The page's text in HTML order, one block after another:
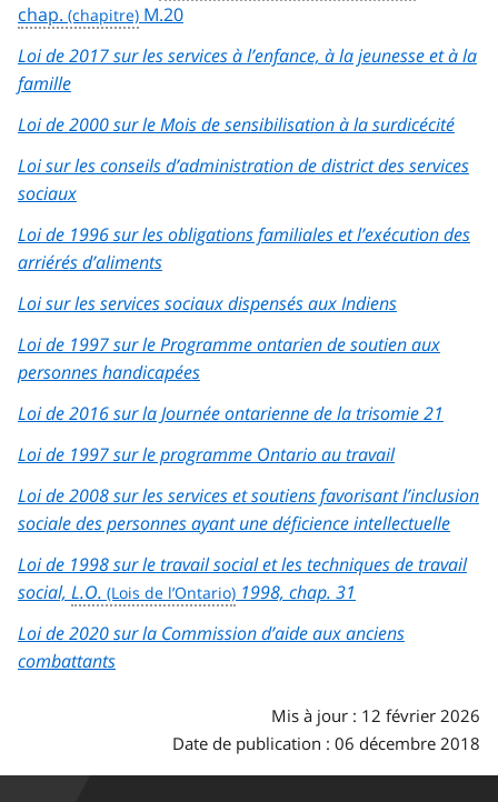
chap.
M.20
Loi de 2017 sur les services à l’enfance, à la jeunesse et à la
famille
Loi de 2000 sur le Mois de sensibilisation à la surdicécité
Loi sur les conseils d’administration de district des services
sociaux
Loi de 1996 sur les obligations familiales et l’exécution des
arriérés d’aliments
Loi sur les services sociaux dispensés aux Indiens
Loi de 1997 sur le Programme ontarien de soutien aux
personnes handicapées
Loi de 2016 sur la Journée ontarienne de la trisomie 21
Loi de 1997 sur le programme Ontario au travail
Loi de 2008 sur les services et soutiens favorisant l’inclusion
sociale des personnes ayant une déficience intellectuelle
Loi de 1998 sur le travail social et les techniques de travail
social, L.O.
1998, chap. 31
Loi de 2020 sur la Commission d’aide aux anciens
combattants
Mis à jour : 12 février 2026
Date de publication : 06 décembre 2018